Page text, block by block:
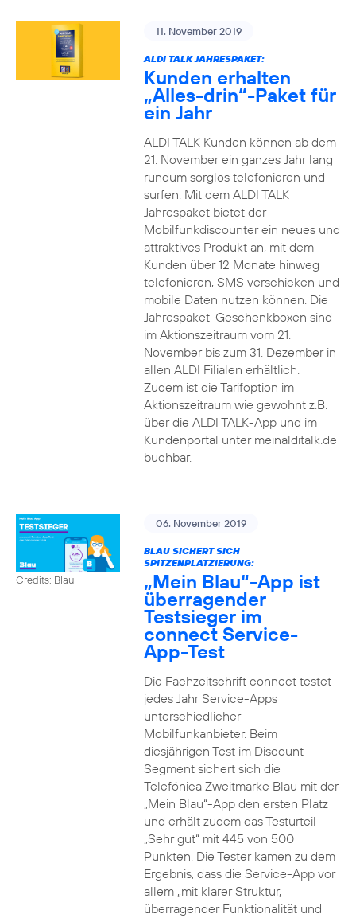
11. November 2019
ALDI TALK JAHRESPAKET:
Kunden erhalten
„Alles-drin“-Paket für
ein Jahr
ALDI TALK Kunden können ab dem
21. November ein ganzes Jahr lang
rundum sorglos telefonieren und
surfen. Mit dem ALDI TALK
Jahrespaket bietet der
Mobilfunkdiscounter ein neues und
attraktives Produkt an, mit dem
Kunden über 12 Monate hinweg
telefonieren, SMS verschicken und
mobile Daten nutzen können. Die
Jahrespaket-Geschenkboxen sind
im Aktionszeitraum vom 21.
November bis zum 31. Dezember in
allen ALDI Filialen erhältlich.
Zudem ist die Tarifoption im
Aktionszeitraum wie gewohnt z.B.
über die ALDI TALK-App und im
Kundenportal unter meinalditalk.de
buchbar.
Credits: Blau
06. November 2019
BLAU SICHERT SICH
SPITZENPLATZIERUNG:
„Mein Blau“-App ist
überragender
Testsieger im
connect Service-
App-Test
Die Fachzeitschrift connect testet
jedes Jahr Service-Apps
unterschiedlicher
Mobilfunkanbieter. Beim
diesjährigen Test im Discount-
Segment sichert sich die
Telefónica Zweitmarke Blau mit der
„Mein Blau“-App den ersten Platz
und erhält zudem das Testurteil
„Sehr gut“ mit 445 von 500
Punkten. Die Tester kamen zu dem
Ergebnis, dass die Service-App vor
allem „mit klarer Struktur,
überragender Funktionalität und